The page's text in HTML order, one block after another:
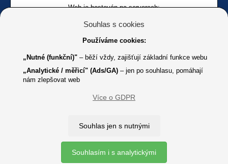
Web je hostován na serverech:
Online
Youtube SONS
K jakémukoliv užití textů a obrázků uvedených na tomto serveru je
Copyright © 2012 - 2026 SONS ČR, z. s.
Ochrana osobních údajů (GDPR)
Souhlas s cookies
Používáme cookies:
„Nutné (funkční)" – běží vždy, zajišťují základní funkce webu
„Analytické / měřicí" (Ads/GA) – jen po souhlasu, pomáhají
nám zlepšovat web
Více o GDPR
Souhlas jen s nutnými
Souhlasím i s analytickými